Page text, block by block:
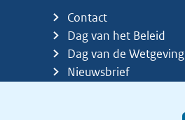
Contact
Dag van het Beleid
Dag van de Wetgeving
Nieuwsbrief